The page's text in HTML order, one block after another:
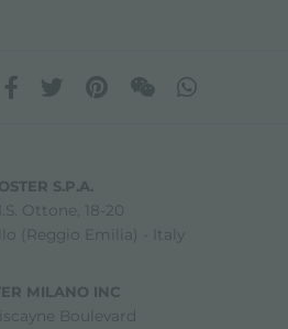
S.P.A.
Ottone, 18-20
(Reggio Emilia) - Italy
MILANO INC
Boulevard